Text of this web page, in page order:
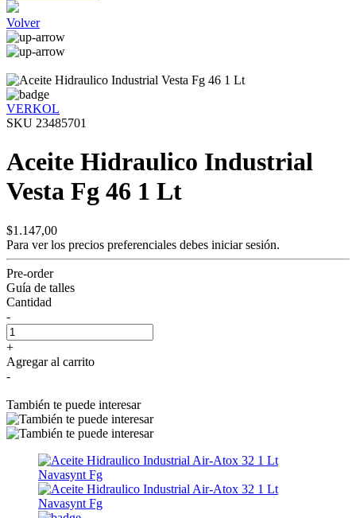
Volver
VERKOL
SKU 23485701
Aceite Hidraulico Industrial
Vesta Fg 46 1 Lt
$1.147,00
Para ver los precios preferenciales debes iniciar sesión.
Pre-order
Guía de talles
Cantidad
-
+
Agregar al carrito
-
También te puede interesar